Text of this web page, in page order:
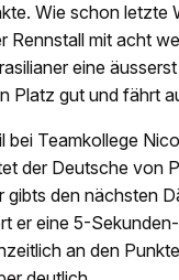
Wie schon letzte
Rennstall mit acht
eine
Platz gut und fährt
bei Teamkollege
der Deutsche von
den nächsten
er eine 5-
an den